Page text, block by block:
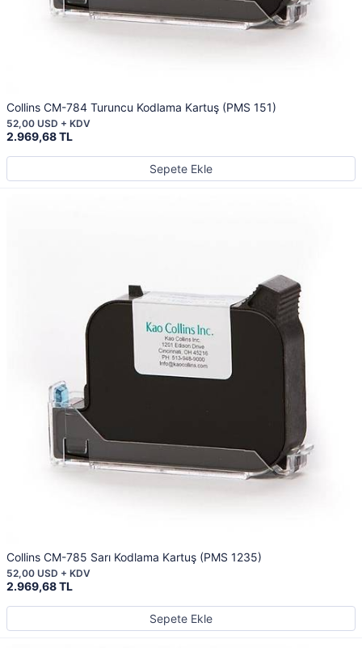
Collins CM-784 Turuncu Kodlama Kartuş (PMS 151)
2.969,68 TL
52,00 USD + KDV
Sepete Ekle
Collins CM-785 Sarı Kodlama Kartuş (PMS 1235)
2.969,68 TL
52,00 USD + KDV
Sepete Ekle